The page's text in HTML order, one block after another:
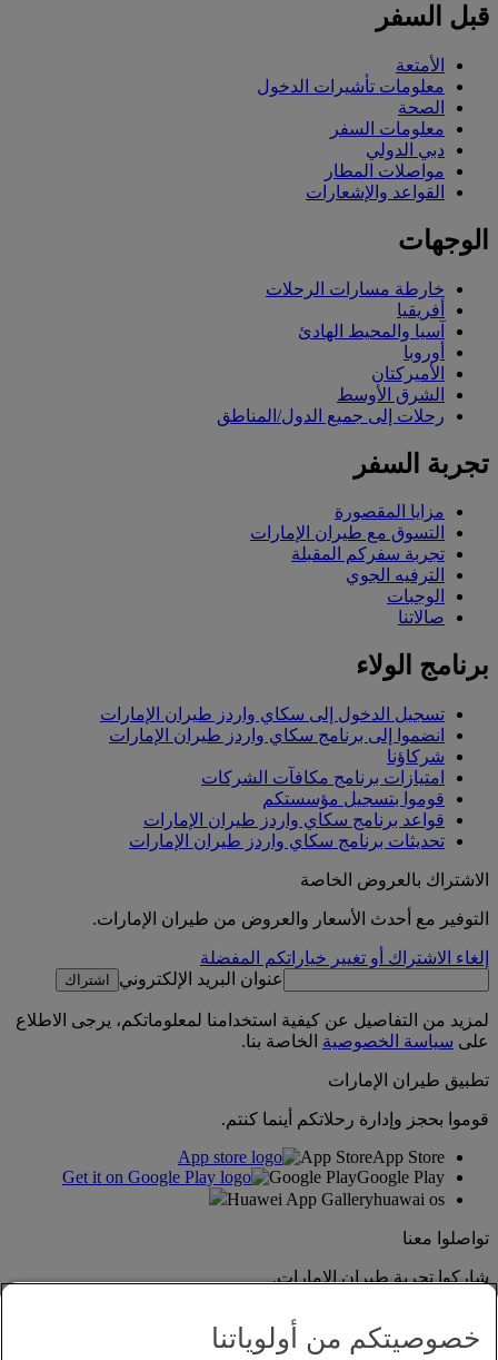
قبل السفر
الأمتعة
معلومات تأشيرات الدخول
الصحة
معلومات السفر
دبي الدولي
مواصلات المطار
القواعد والإشعارات
الوجهات
خارطة مسارات الرحلات
أفريقيا
آسيا والمحيط الهادئ
أوروبا
الأميركتان
الشرق الأوسط
رحلات إلى جميع الدول/المناطق
تجربة السفر
مزايا المقصورة
التسوق مع طيران الإمارات
تجربة سفركم المقبلة
الترفيه الجوي
الوجبات
صالاتنا
برنامج الولاء
تسجيل الدخول إلى سكاي واردز طيران الإمارات
انضموا إلى برنامج سكاي واردز طيران الإمارات
شركاؤنا
امتيازات برنامج مكافآت الشركات
قوموا بتسجيل مؤسستكم
قواعد برنامج سكاي واردز طيران الإمارات
تحديثات برنامج سكاي واردز طيران الإمارات
الاشتراك بالعروض الخاصة
التوفير مع أحدث الأسعار والعروض من طيران الإمارات.
إلغاء الاشتراك أو تغيير خياراتكم المفضلة
عنوان البريد الإلكتروني
اشتراك
لمزيد من التفاصيل عن كيفية استخدامنا لمعلوماتكم، يرجى الاطلاع
على سياسة الخصوصية الخاصة بنا.
تطبيق طيران الإمارات
قوموا بحجز وإدارة رحلاتكم أينما كنتم.
App StoreApp Store
Google PlayGoogle Play
Huawei App Galleryhuawai os
تواصلوا معنا
شاركوا تجربة طيران الإمارات.
خصوصيتكم من أولوياتنا